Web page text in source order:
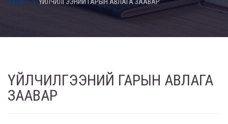
ҮЙЛЧИЛГЭЭНИЙ ГАРЫН АВЛАГА
ЗААВАР